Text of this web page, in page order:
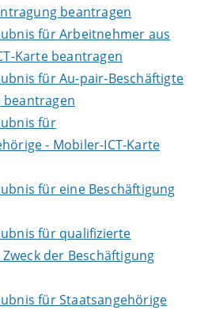
beantragen
für Arbeitnehmer aus
Karte beantragen
für Au-pair-Beschäftigte
beantragen
für
- Mobiler-ICT-Karte
für eine Beschäftigung
für qualifizierte
der Beschäftigung
für Staatsangehörige